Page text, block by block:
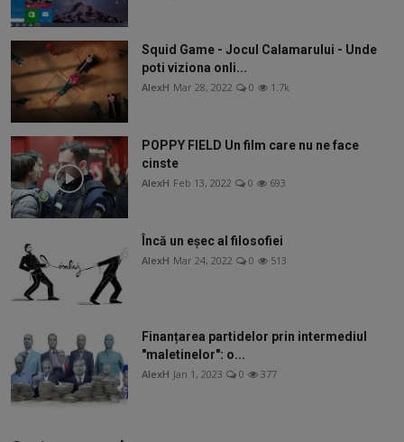
Squid Game - Jocul Calamarului - Unde
poti viziona onli...
AlexH Mar 28, 2022 0 1.7k
POPPY FIELD Un film care nu ne face
cinste
AlexH Feb 13, 2022 0 693
Încă un eșec al filosofiei
AlexH Mar 24, 2022 0 513
Finanțarea partidelor prin intermediul
"maletinelor": o...
AlexH Jan 1, 2023 0 377